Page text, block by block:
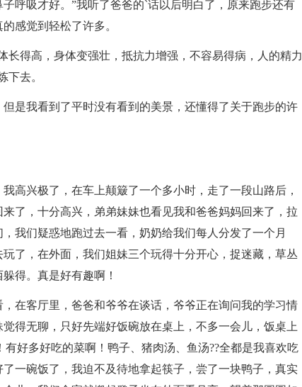
呼吸才好。”我听了爸爸的`话以后明白了，原来跑步还有
感觉到轻松了许多。
长得高，身体变强壮，抵抗力增强，不容易得病，人的精力
下去。
是我看到了平时没有看到的美景，还懂得了关于跑步的许
高兴极了，在车上颠簸了一个多小时，走了一段山路后，
了，十分高兴，弟弟妹妹也看见我和爸爸妈妈回来了，拉
我们疑惑地跑过去一看，奶奶给我们每人分发了一个月
了，在外面，我们姐妹三个玩得十分开心，捉迷藏，草丛
得。真是好有趣啊！
在客厅里，爸爸和爷爷在谈话，爷爷正在询问我的学习情
得无聊，只好先端好饭碗放在桌上，不多一会儿，饭桌上
好多好吃的菜啊！鸭子、猪肉汤、鱼汤??全都是我喜欢吃
一碗饭了，我迫不及待地拿起筷子，尝了一块鸭子，真实